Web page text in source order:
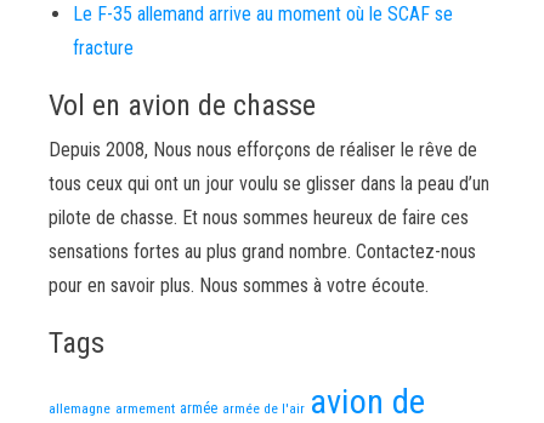
Le F-35 allemand arrive au moment où le SCAF se
fracture
Vol en avion de chasse
Depuis 2008, Nous nous efforçons de réaliser le rêve de
tous ceux qui ont un jour voulu se glisser dans la peau d’un
pilote de chasse. Et nous sommes heureux de faire ces
sensations fortes au plus grand nombre. Contactez-nous
pour en savoir plus. Nous sommes à votre écoute.
Tags
allemagne armement armée armée de l'air avion de